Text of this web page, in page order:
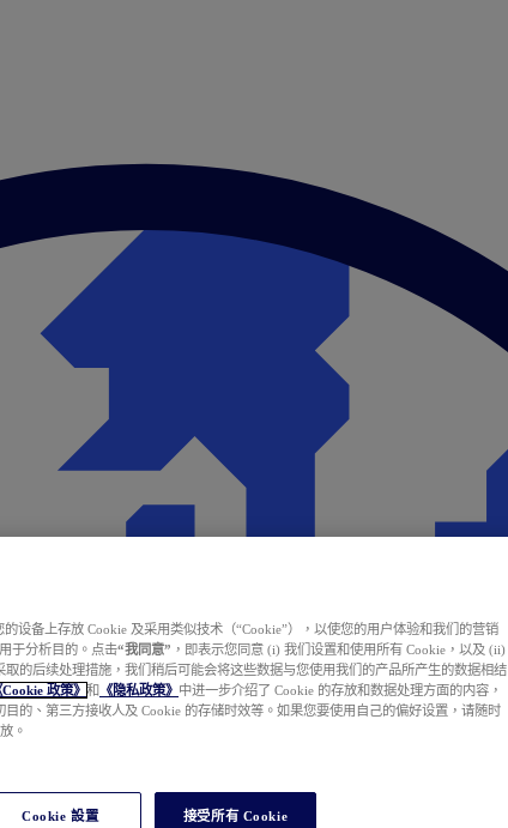
的设备上存放 Cookie 及采用类似技术（“Cookie”），以使您的用户体验和我们的营销
于分析目的。点击“我同意” ，即表示您同意 (i) 我们设置和使用所有 Cookie，以及 (ii)
取的后续处理措施，我们稍后可能会将这些数据与您使用我们的产品所产生的数据相结
Cookie 政策》 和 《隐私政策》 中进一步介绍了 Cookie 的存放和数据处理方面的内容，
的、第三方接收人及 Cookie 的存储时效等。如果您要使用自己的偏好设置，请随时
。
Cookie 設置 接受所有 Cookie